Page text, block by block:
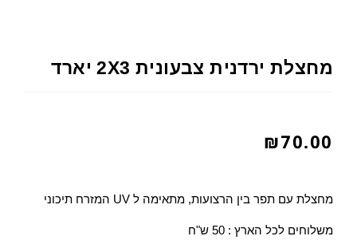
מחצלת ירדנית צבעונית 2X3 יארד
₪70.00
מחצלת עם תפר בין הרצועות, מתאימה ל UV המזרח תיכוני
משלוחים לכל הארץ : 50 ש"ח